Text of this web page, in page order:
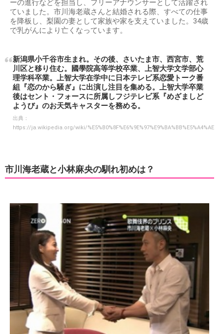
ーの進行などを担当し、フリーアナウンサーとして活躍され
ていました。市川海老蔵さんと結婚される際、すべての仕事
を降板し、梨園の妻として家族や家を支えていました。34歳
で乳がんにより亡くなっています。
新潟県小千谷市生まれ。その後、さいたま市、西宮市、荒
川区と移り住む。國學院高等学校卒業、上智大学文学部心
理学科卒業。上智大学在学中に日本テレビ系恋愛トーク番
組『恋のから騒ぎ』に出演し注目を集める。上智大学卒業
後はセント・フォースに所属しフジテレビ系『めざましど
ようび』のお天気キャスターを務める。
出典：
https://ja.wikipedia.org/wiki/%E5%B0%8F%E6%9E%97%E9%BA%BB%E5%A4%AE
市川海老蔵と小林麻央の馴れ初めは？